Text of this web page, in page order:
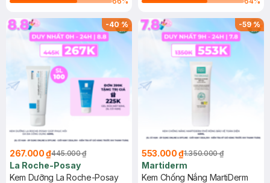
-40%
267.000 ₫445.000 ₫
La Roche-Posay
Kem Dưỡng La Roche-Posay
-59%
553.000 ₫1.350.000 ₫
Martiderm
Kem Chống Nắng MartiDerm